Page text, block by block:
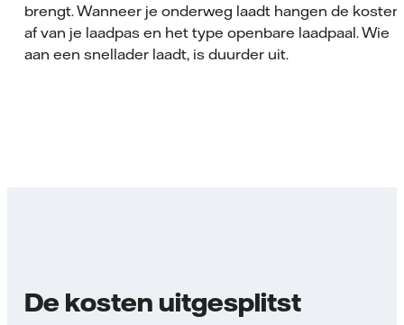
brengt. Wanneer je onderweg laadt hangen de kosten
af van je laadpas en het type openbare laadpaal. Wie
aan een snellader laadt, is duurder uit.
De kosten uitgesplitst